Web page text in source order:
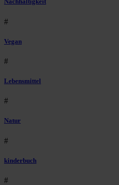
#
Vegan
#
Lebensmittel
#
Natur
#
kinderbuch
#